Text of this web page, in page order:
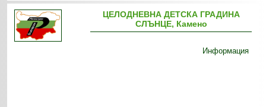
ЦЕЛОДНЕВНА ДЕТСКА ГРАДИНА
СЛЪНЦЕ, Камено
Информация